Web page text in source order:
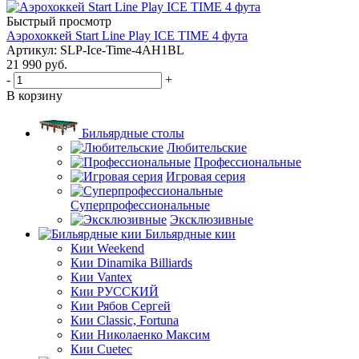
Быстрый просмотр
Аэрохоккей Start Line Play ICE TIME 4 фута
Артикул: SLP-Ice-Time-4AH1BL
21 990 руб.
-
+
В корзину
Бильярдные столы
Любительские
Профессиональные
Игровая серия
Суперпрофессиональные
Эксклюзивные
Бильярдные кии
Кии Weekend
Кии Dinamika Billiards
Кии Vantex
Кии РУССКИЙ
Кии Рябов Сергей
Кии Classic, Fortuna
Кии Николаенко Максим
Кии Cuetec